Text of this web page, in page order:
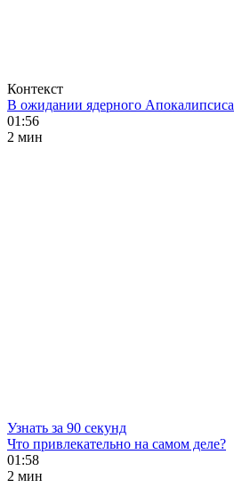
Контекст
В ожидании ядерного Апокалипсиса
01:56
2 мин
Узнать за 90 секунд
Что привлекательно на самом деле?
01:58
2 мин